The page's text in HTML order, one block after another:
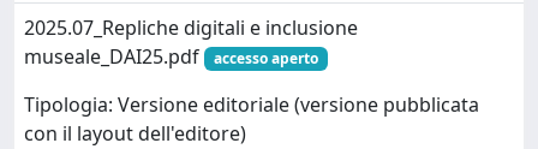
2025.07_Repliche digitali e inclusione
museale_DAI25.pdf
accesso aperto
Tipologia: Versione editoriale (versione pubblicata
con il layout dell'editore)